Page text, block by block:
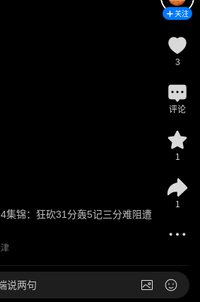
集锦：狂砍31分轰5记三分难阻遭
关注
3
评论
1
1
说两句